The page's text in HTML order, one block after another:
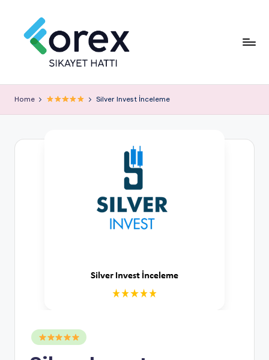
Home Silver Invest İnceleme
Posted
in